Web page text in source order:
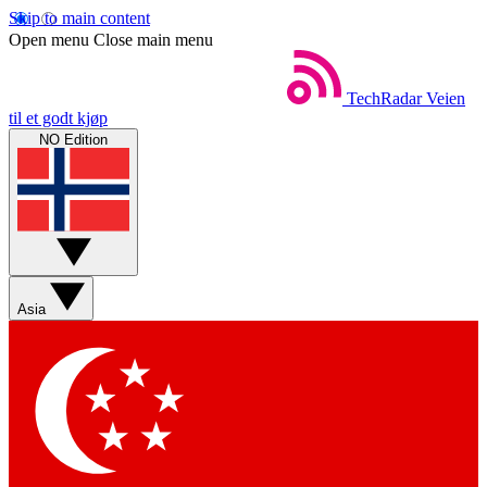
Skip to main content
Open menu Close main menu
TechRadar Veien
til et godt kjøp
NO Edition
Asia